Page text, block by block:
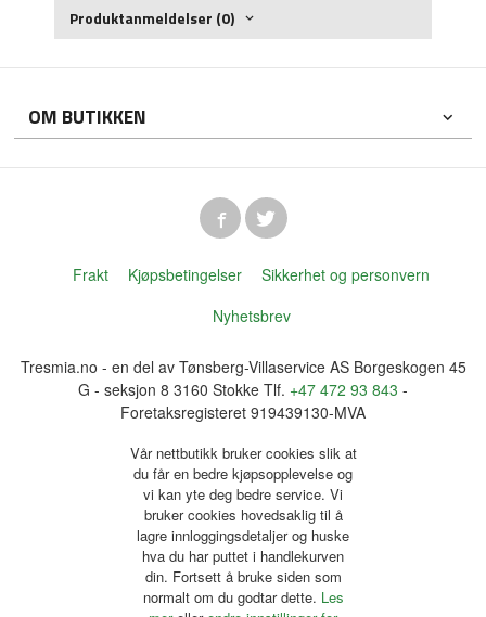
Produktanmeldelser (0)
OM BUTIKKEN
Frakt Kjøpsbetingelser
Sikkerhet og personvern
Nyhetsbrev
Tresmia.no - en del av Tønsberg-Villaservice AS Borgeskogen 45
G - seksjon 8 3160 Stokke Tlf. +47 472 93 843 -
Foretaksregisteret 919439130-MVA
Vår nettbutikk bruker cookies slik at
du får en bedre kjøpsopplevelse og
vi kan yte deg bedre service. Vi
bruker cookies hovedsaklig til å
lagre innloggingsdetaljer og huske
hva du har puttet i handlekurven
din. Fortsett å bruke siden som
normalt om du godtar dette. Les